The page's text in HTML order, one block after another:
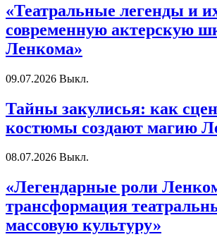
«Театральные легенды и
современную актерскую
Ленкома»
09.07.2026 Выкл.
Тайны закулисья: как
костюмы создают магию
08.07.2026 Выкл.
«Легендарные роли
трансформация
массовую культуру»